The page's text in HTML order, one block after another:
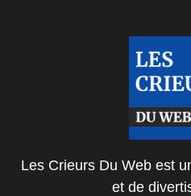
Les Crieurs Du Web est
et de